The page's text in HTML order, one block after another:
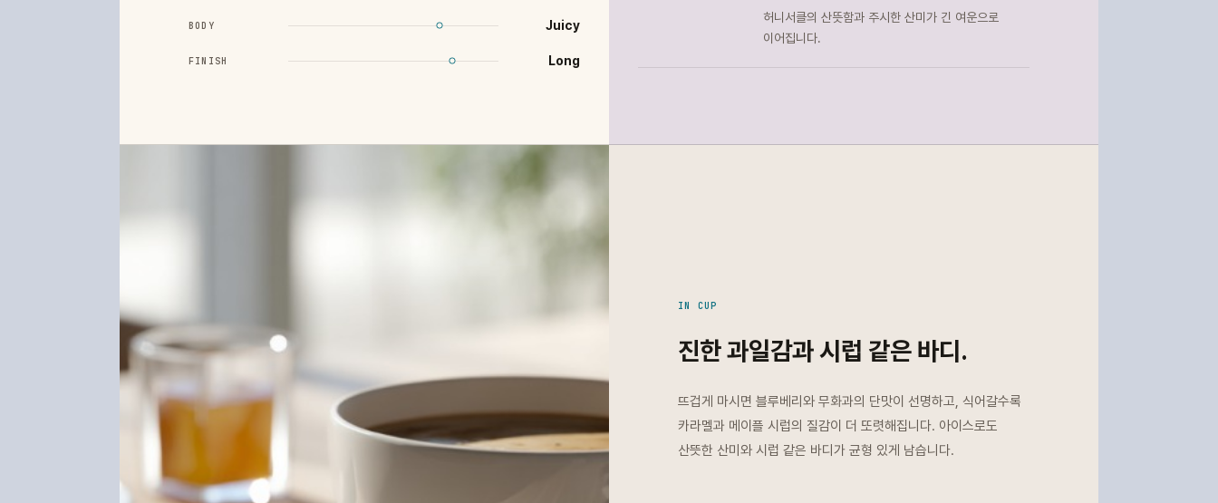
BODY Juicy
FINISH Long
허니서클의 산뜻함과 주시한 산미가 긴 여운으로
이어집니다.
IN CUP
진한 과일감과 시럽 같은 바디.
뜨겁게 마시면 블루베리와 무화과의 단맛이 선명하고, 식어갈수록
카라멜과 메이플 시럽의 질감이 더 또렷해집니다. 아이스로도
산뜻한 산미와 시럽 같은 바디가 균형 있게 남습니다.